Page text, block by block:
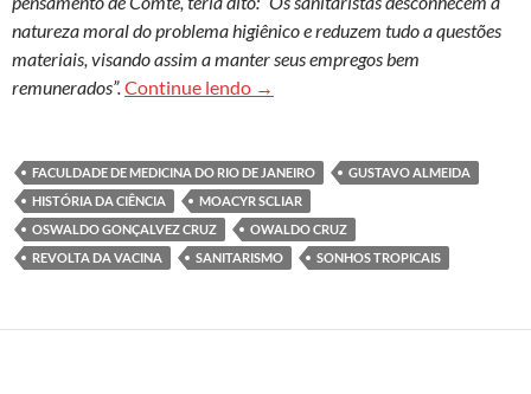
natureza moral do problema higiênico e reduzem tudo a questões
materiais, visando assim a manter seus empregos bem
remunerados”.Continue lendo “Onde está, afinal, a
→
FACULDADE DE MEDICINA DO RIO DE JANEIRO
GUSTAVO ALMEIDA
HISTÓRIA DA CIÊNCIA
MOACYR SCLIAR
OSWALDO GONÇALVEZ CRUZ
OWALDO CRUZ
REVOLTA DA VACINA
SANITARISMO SONHOS TROPICAIS